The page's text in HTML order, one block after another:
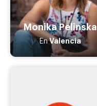
Monika Pelinska
EnValencia